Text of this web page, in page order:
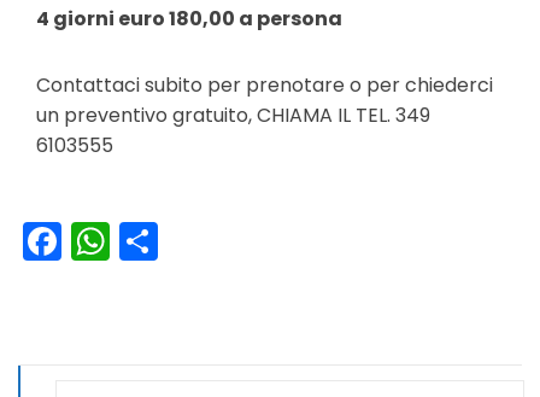
4 giorni euro 180,00 a persona
Contattaci subito per prenotare o per chiederci
un preventivo gratuito, CHIAMA IL TEL. 349
6103555
Facebook
WhatsApp